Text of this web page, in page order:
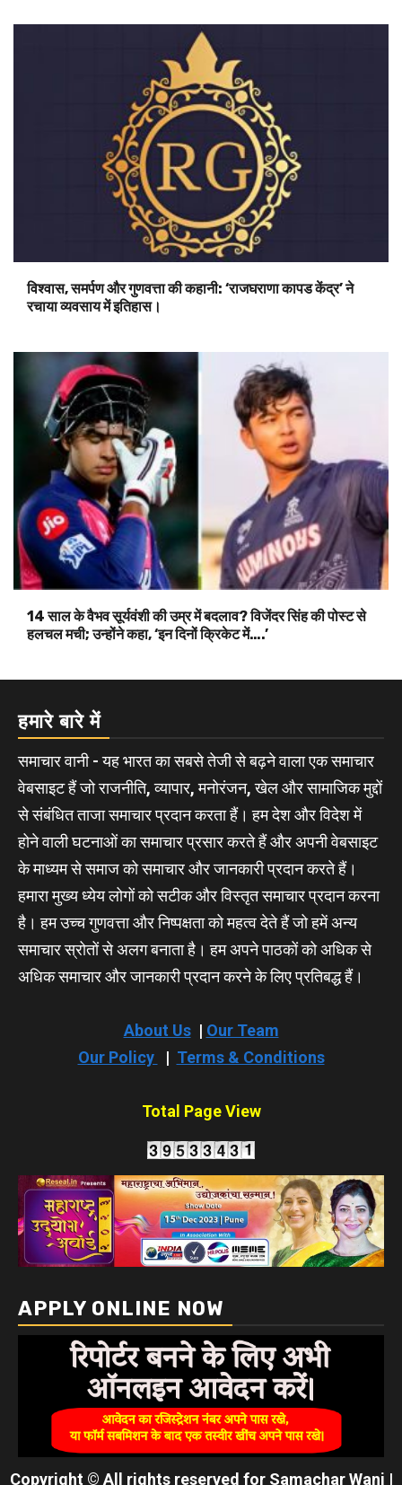
विश्वास, समर्पण और गुणवत्ता की कहानी: ‘राजघराणा कापड केंद्र’ ने
रचाया व्यवसाय में इतिहास।
14 साल के वैभव सूर्यवंशी की उम्र में बदलाव? विजेंदर सिंह की पोस्ट से
हलचल मची; उन्होंने कहा, ‘इन दिनों क्रिकेट में….’
हमारे बारे में
समाचार वानी - यह भारत का सबसे तेजी से बढ़ने वाला एक समाचार
वेबसाइट हैं जो राजनीति, व्यापार, मनोरंजन, खेल और सामाजिक मुद्दों
से संबंधित ताजा समाचार प्रदान करता हैं। हम देश और विदेश में
होने वाली घटनाओं का समाचार प्रसार करते हैं और अपनी वेबसाइट
के माध्यम से समाज को समाचार और जानकारी प्रदान करते हैं।
हमारा मुख्य ध्येय लोगों को सटीक और विस्तृत समाचार प्रदान करना
है। हम उच्च गुणवत्ता और निष्पक्षता को महत्व देते हैं जो हमें अन्य
समाचार स्रोतों से अलग बनाता है। हम अपने पाठकों को अधिक से
अधिक समाचार और जानकारी प्रदान करने के लिए प्रतिबद्ध हैं।
About Us| Our Team
Our Policy
| Terms & Conditions
Total Page View
APPLY ONLINE NOW
Copyright © All rights reserved for Samachar Wani |